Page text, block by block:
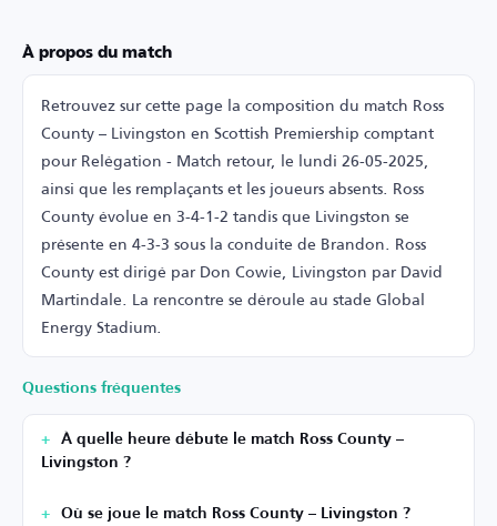
À propos du match
Retrouvez sur cette page la composition du match Ross
County – Livingston en Scottish Premiership comptant
pour Relégation - Match retour, le lundi 26-05-2025,
ainsi que les remplaçants et les joueurs absents. Ross
County évolue en 3-4-1-2 tandis que Livingston se
présente en 4-3-3 sous la conduite de Brandon. Ross
County est dirigé par Don Cowie, Livingston par David
Martindale. La rencontre se déroule au stade Global
Energy Stadium.
Questions fréquentes
À quelle heure débute le match Ross County –
Livingston ?
Où se joue le match Ross County – Livingston ?